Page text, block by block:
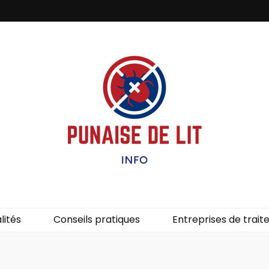
Conseils pratiques Entreprises de